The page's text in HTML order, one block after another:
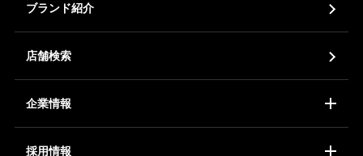
ブランド紹介
店舗検索
企業情報
採用情報